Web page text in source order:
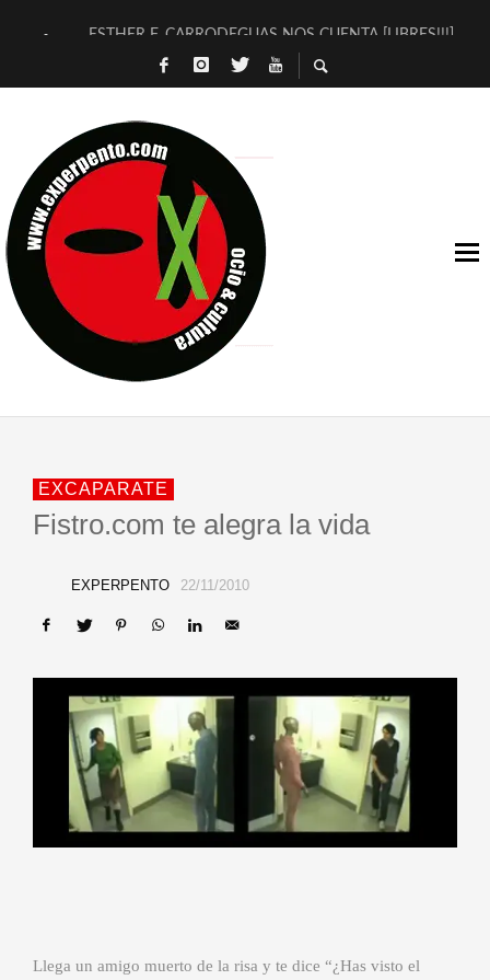
ESTHER F. CARRODEGUAS NOS CUENTA [LIBRES!!!]
[TERRA DE GUAPES] DE SANDRA MONFORT
TIMBRE 4, LA ESCUELA DEL DIRECTOR TEATRAL CLAUDIO
30 AÑOS (NO ES NADA) DE LA KATARSIS DEL TOMATAZO
MILITARES JUDÍAS EN #EXVITA
D’BALDOMEROS REINVENTAN [BITÁCORA 3.0] EN EXVITA
MARSHALL FLASH PRESENTA EN EXVITA [RELATIVA
JOFRE BARDAGÍ EN EXVITA INTERPRETANDO A SERRAT
EXCAPARATE
Fistro.com te alegra la vida
EXPERPENTO 22/11/2010
Llega un amigo muerto de la risa y te dice “¿Has visto el